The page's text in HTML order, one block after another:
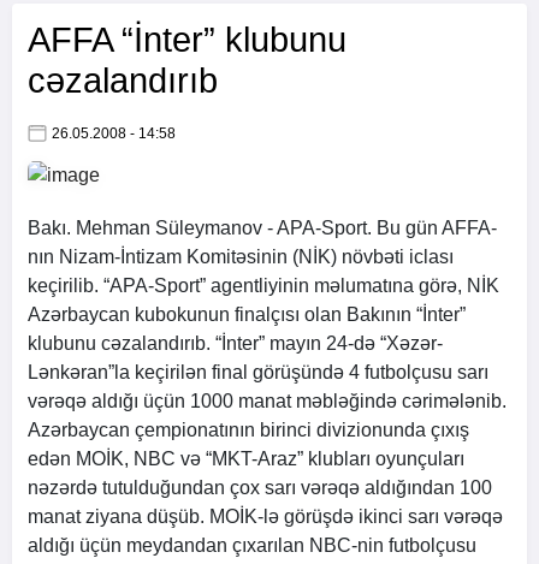
AFFA “İnter” klubunu
cəzalandırıb
26.05.2008 - 14:58
Bakı. Mehman Süleymanov -APA-Sport. Bu gün AFFA-
nın Nizam-İntizam Komitəsinin (NİK) növbəti iclası
keçirilib. “APA-Sport” agentliyinin məlumatına görə, NİK
Azərbaycan kubokunun finalçısı olan Bakının “İnter”
klubunu cəzalandırıb. “İnter” mayın 24-də “Xəzər-
Lənkəran”la keçirilən final görüşündə 4 futbolçusu sarı
vərəqə aldığı üçün 1000 manat məbləğində cərimələnib.
Azərbaycan çempionatının birinci divizionunda çıxış
edən MOİK, NBC və “MKT-Araz” klubları oyunçuları
nəzərdə tutulduğundan çox sarı vərəqə aldığından 100
manat ziyana düşüb. MOİK-lə görüşdə ikinci sarı vərəqə
aldığı üçün meydandan çıxarılan NBC-nin futbolçusu